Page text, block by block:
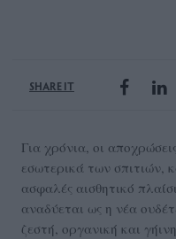
SHARE IT
Για χρόνια, οι
εσωτερικά των σπιτιών,
ασφαλές αισθητικό
αναδύεται ως η νέα
ζεστή, οργανική και